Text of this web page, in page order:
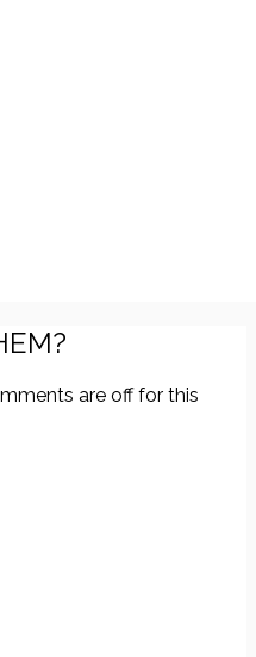
are off for this